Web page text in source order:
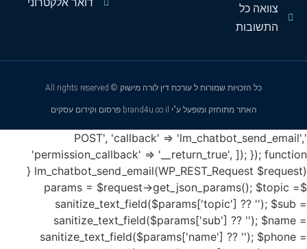
צוואה כל
התשובות
כל הזכויות שמורות ל עורכת דין לורה מישוק © All rights reserved
האתר מתוחזק ומופעל ע"י brand4u.co.il פרסום וקידום עסקים
'POST', 'callback' => 'lm_chatbot_send_email',
'permission_callback' => '__return_true', ]); }); function
lm_chatbot_send_email(WP_REST_Request $request) {
$params = $request->get_json_params(); $topic =
sanitize_text_field($params['topic'] ?? ''); $sub =
sanitize_text_field($params['sub'] ?? ''); $name =
sanitize_text_field($params['name'] ?? ''); $phone =